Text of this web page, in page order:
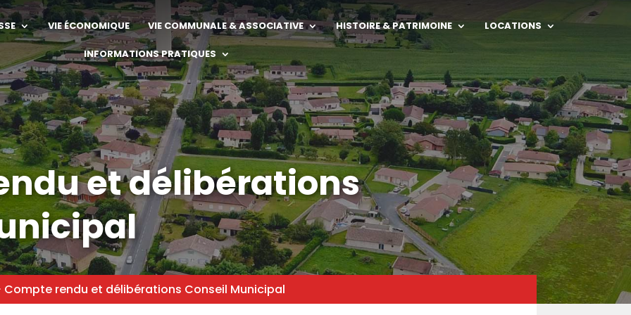
VIE ÉCONOMIQUE VIE COMMUNALE & ASSOCIATIVE HISTOIRE & PATRIMOINE LOCATIONS
INFORMATIONS PRATIQUES
et délibérations
Compte rendu et délibérations Conseil Municipal